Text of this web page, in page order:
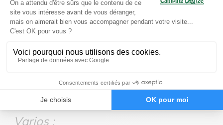
TV
Cuarto de baño:
Cuarto de ducha (lavabo + ducha)
Aseo separado
Varios :